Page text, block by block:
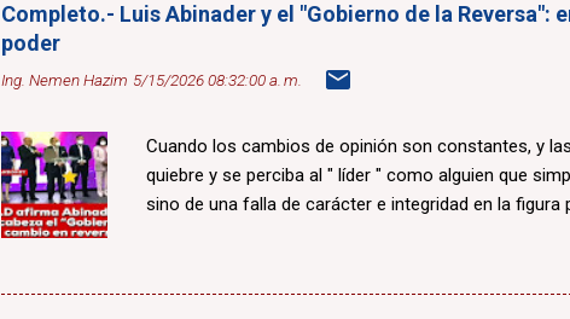
Completo.- Luis Abinader y el "Gobierno de la Reversa":
poder
Ing. Nemen Hazim 5/15/2026 08:32:00 a. m.
Cuando los cambios de opinión son constantes, y
quiebre y se perciba al " líder " como alguien que
sino de una falla de carácter e integridad en la figura